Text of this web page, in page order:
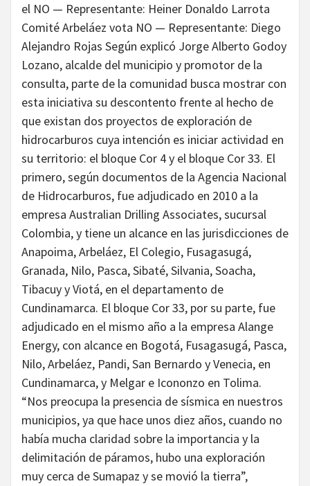
el NO — Representante: Heiner Donaldo Larrota
Comité Arbeláez vota NO — Representante: Diego
Alejandro Rojas Según explicó Jorge Alberto Godoy
Lozano, alcalde del municipio y promotor de la
consulta, parte de la comunidad busca mostrar con
esta iniciativa su descontento frente al hecho de
que existan dos proyectos de exploración de
hidrocarburos cuya intención es iniciar actividad en
su territorio: el bloque Cor 4 y el bloque Cor 33. El
primero, según documentos de la Agencia Nacional
de Hidrocarburos, fue adjudicado en 2010 a la
empresa Australian Drilling Associates, sucursal
Colombia, y tiene un alcance en las jurisdicciones de
Anapoima, Arbeláez, El Colegio, Fusagasugá,
Granada, Nilo, Pasca, Sibaté, Silvania, Soacha,
Tibacuy y Viotá, en el departamento de
Cundinamarca. El bloque Cor 33, por su parte, fue
adjudicado en el mismo año a la empresa Alange
Energy, con alcance en Bogotá, Fusagasugá, Pasca,
Nilo, Arbeláez, Pandi, San Bernardo y Venecia, en
Cundinamarca, y Melgar e Icononzo en Tolima.
“Nos preocupa la presencia de sísmica en nuestros
municipios, ya que hace unos diez años, cuando no
había mucha claridad sobre la importancia y la
delimitación de páramos, hubo una exploración
muy cerca de Sumapaz y se movió la tierra”,